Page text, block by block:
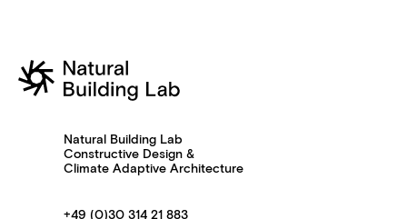
Natural Building Lab
Constructive Design &
Climate Adaptive Architecture
+49 (0)30 314 21 883